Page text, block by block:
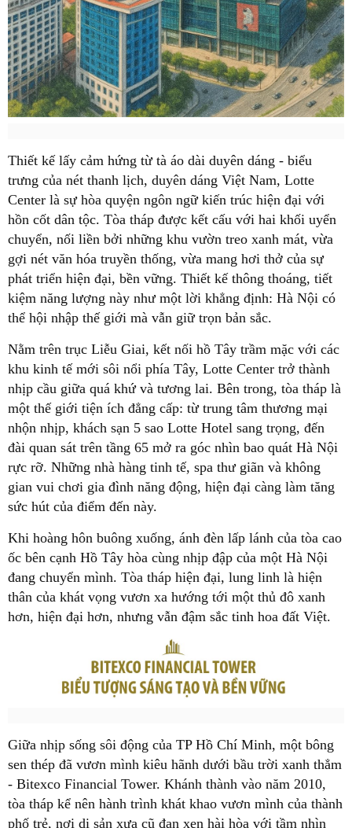
Thiết kế lấy cảm hứng từ tà áo dài duyên dáng - biểu
trưng của nét thanh lịch, duyên dáng Việt Nam, Lotte
Center là sự hòa quyện ngôn ngữ kiến trúc hiện đại với
hồn cốt dân tộc. Tòa tháp được kết cấu với hai khối uyển
chuyển, nối liền bởi những khu vườn treo xanh mát, vừa
gợi nét văn hóa truyền thống, vừa mang hơi thở của sự
phát triển hiện đại, bền vững. Thiết kế thông thoáng, tiết
kiệm năng lượng này như một lời khẳng định: Hà Nội có
thể hội nhập thế giới mà vẫn giữ trọn bản sắc.
Nằm trên trục Liễu Giai, kết nối hồ Tây trầm mặc với các
khu kinh tế mới sôi nổi phía Tây, Lotte Center trở thành
nhịp cầu giữa quá khứ và tương lai. Bên trong, tòa tháp là
một thế giới tiện ích đẳng cấp: từ trung tâm thương mại
nhộn nhịp, khách sạn 5 sao Lotte Hotel sang trọng, đến
đài quan sát trên tầng 65 mở ra góc nhìn bao quát Hà Nội
rực rỡ. Những nhà hàng tinh tế, spa thư giãn và không
gian vui chơi gia đình năng động, hiện đại càng làm tăng
sức hút của điểm đến này.
Khi hoàng hôn buông xuống, ánh đèn lấp lánh của tòa cao
ốc bên cạnh Hồ Tây hòa cùng nhịp đập của một Hà Nội
đang chuyển mình. Tòa tháp hiện đại, lung linh là hiện
thân của khát vọng vươn xa hướng tới một thủ đô xanh
hơn, hiện đại hơn, nhưng vẫn đậm sắc tinh hoa đất Việt.
Giữa nhịp sống sôi động của TP Hồ Chí Minh, một bông
sen thép đã vươn mình kiêu hãnh dưới bầu trời xanh thẳm
- Bitexco Financial Tower. Khánh thành vào năm 2010,
tòa tháp kể nên hành trình khát khao vươn mình của thành
phố trẻ, nơi di sản xưa cũ đan xen hài hòa với tầm nhìn